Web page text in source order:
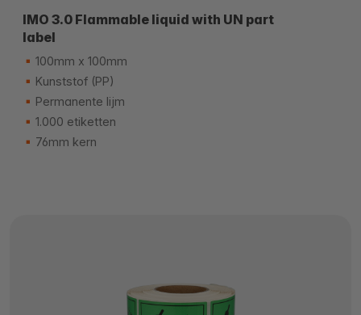
IMO 3.0 Flammable liquid with UN part
label
100mm x 100mm
Kunststof (PP)
Permanente lijm
1.000 etiketten
76mm kern